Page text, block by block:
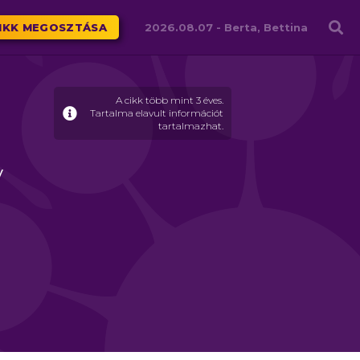
MEGOSZTÁSA 2026.08.07 - Berta, Bettina
A cikk több mint 3 éves.
Tartalma elavult információt
tartalmazhat.